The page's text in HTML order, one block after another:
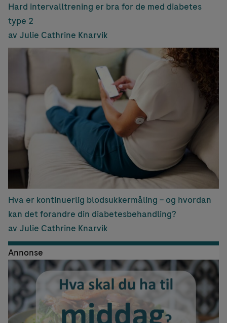
Hard intervalltrening er bra for de med diabetes
type 2
av Julie Cathrine Knarvik
Hva er kontinuerlig blodsukkermåling – og hvordan
kan det forandre din diabetesbehandling?
av Julie Cathrine Knarvik
Annonse